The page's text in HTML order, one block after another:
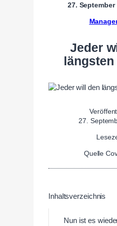
27. September
Jeder
27.
Quelle
Inhaltsverzeichnis
Nun ist es